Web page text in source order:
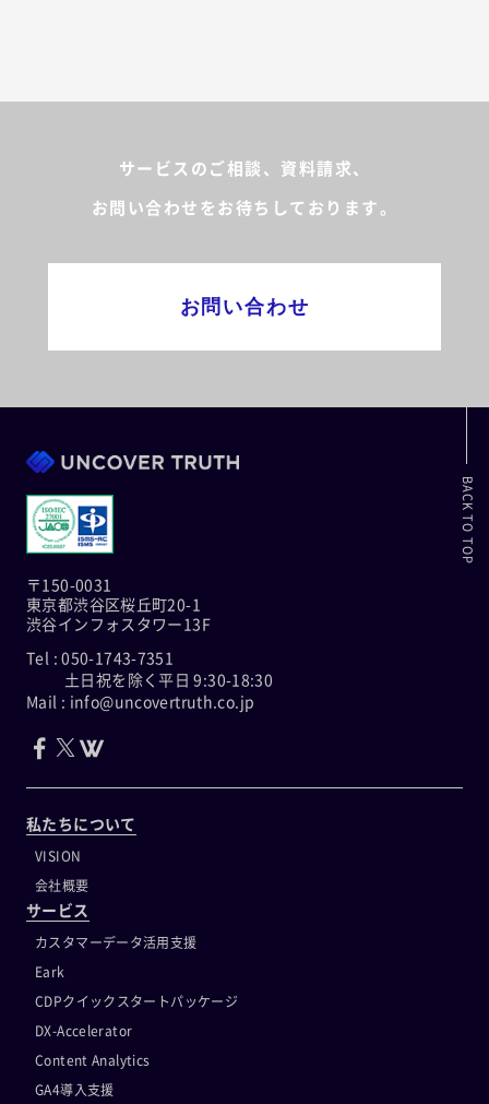
サービスのご相談、資料請求、
お問い合わせをお待ちしております。
お問い合わせ
〒150-0031
東京都渋谷区桜丘町20-1
渋谷インフォスタワー13F
Tel : 050-1743-7351
土日祝を除く平日 9:30-18:30
Mail : info@uncovertruth.co.jp
私たちについて
VISION
会社概要
サービス
カスタマーデータ活用支援
Eark
CDPクイックスタートパッケージ
DX-Accelerator
Content Analytics
GA4導入支援
BACK TO TOP